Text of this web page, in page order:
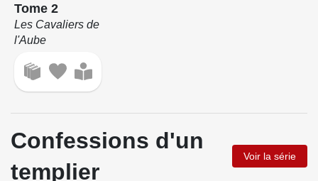
Tome 2
Les Cavaliers de
l'Aube
Confessions d'un
templier
Voir la série